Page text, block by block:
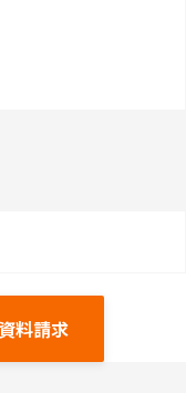
料請求